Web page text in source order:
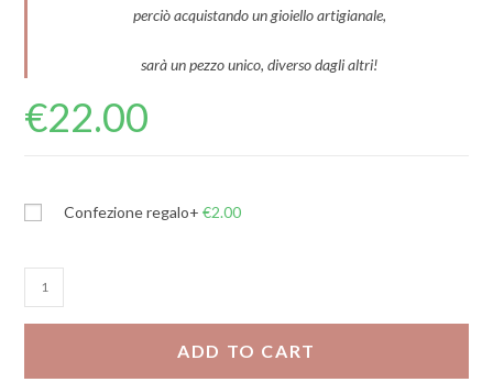
perciò acquistando un gioiello artigianale,
sarà un pezzo unico, diverso dagli altri!
€22.00
Confezione regalo+ €2.00
Tris
Madonnina
ADD TO CART